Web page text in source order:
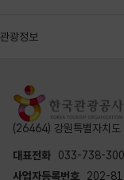
관광정보
(26464) 강원특별자치
대표전화
033-738-
사업자등록번호
202-